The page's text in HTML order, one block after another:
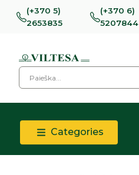
(+370 5)
2653835
(+370 6)
5207844
Categories